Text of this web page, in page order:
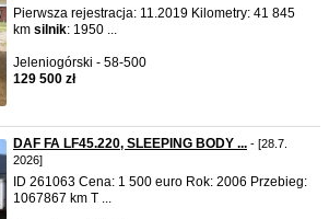
Pierwsza rejestracja: 11.2019 Kilometry: 41 845
km silnik: 1950 ...
Jeleniogórski - 58-500
129 500 zł
DAF FA LF45.220, SLEEPING BODY ... - [28.7.
2026]
ID 261063 Cena: 1 500 euro Rok: 2006 Przebieg:
1067867 km T ...